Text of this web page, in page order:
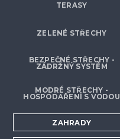
TERASY
ZELENÉ STŘECHY
BEZPEČNÉ STŘECHY -
ZÁDRŽNÝ SYSTÉM
MODRÉ STŘECHY -
HOSPODAŘENÍ S VODOU
ZAHRADY